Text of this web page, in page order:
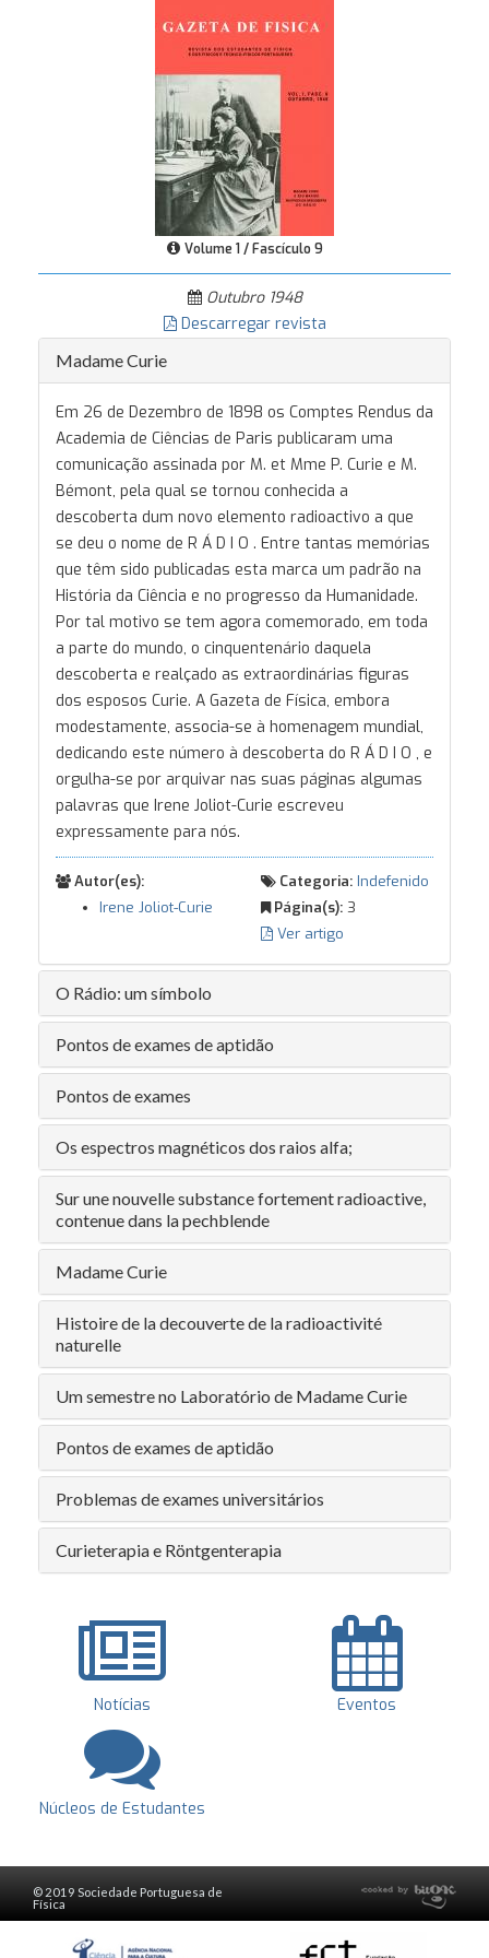
Volume 1 / Fascículo 9
Outubro 1948
Descarregar revista
Madame Curie
Em 26 de Dezembro de 1898 os Comptes Rendus da
Academia de Ciências de Paris publicaram uma
comunicação assinada por M. et Mme P. Curie e M.
Bémont, pela qual se tornou conhecida a
descoberta dum novo elemento radioactivo a que
se deu o nome de R Á D I O . Entre tantas memórias
que têm sido publicadas esta marca um padrão na
História da Ciência e no progresso da Humanidade.
Por tal motivo se tem agora comemorado, em toda
a parte do mundo, o cinquentenário daquela
descoberta e realçado as extraordinárias figuras
dos esposos Curie. A Gazeta de Física, embora
modestamente, associa-se à homenagem mundial,
dedicando este número à descoberta do R Á D I O , e
orgulha-se por arquivar nas suas páginas algumas
palavras que Irene Joliot-Curie escreveu
expressamente para nós.
Autor(es):
Irene Joliot-Curie
Categoria: Indefenido
Página(s): 3
Ver artigo
O Rádio: um símbolo
Pontos de exames de aptidão
Pontos de exames
Os espectros magnéticos dos raios alfa;
Sur une nouvelle substance fortement radioactive,
contenue dans la pechblende
Madame Curie
Histoire de la decouverte de la radioactivité
naturelle
Um semestre no Laboratório de Madame Curie
Pontos de exames de aptidão
Problemas de exames universitários
Curieterapia e Röntgenterapia
Notícias Eventos
Núcleos de Estudantes
© 2019 Sociedade Portuguesa de
Física